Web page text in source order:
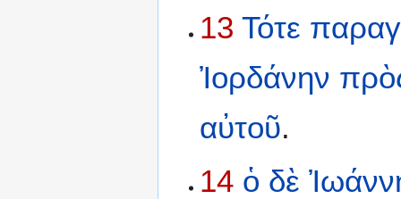
13 Τότε
Ἰορδάνην
αὐτοῦ.
14 ὁ δὲ